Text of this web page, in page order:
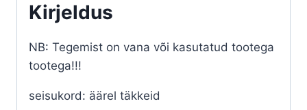
Kirjeldus
NB: Tegemist on vana või kasutatud tootega
tootega!!!
seisukord: äärel täkkeid